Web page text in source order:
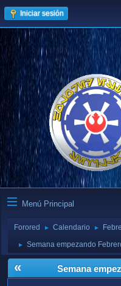
Iniciar sesión
Menú Principal
Forored ► Calendario ►
► Semana empezando
« Semana